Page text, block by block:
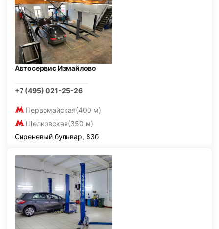
Автосервис Измайлово
+7 (495) 021-25-26
Первомайская(400 м)
Щелковская(350 м)
Сиреневый бульвар, 83б